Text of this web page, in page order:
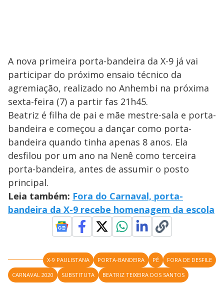
A nova primeira porta-bandeira da X-9 já vai
participar do próximo ensaio técnico da
agremiação, realizado no Anhembi na próxima
sexta-feira (7) a partir fas 21h45.
Beatriz é filha de pai e mãe mestre-sala e porta-
bandeira e começou a dançar como porta-
bandeira quando tinha apenas 8 anos. Ela
desfilou por um ano na Nenê como terceira
porta-bandeira, antes de assumir o posto
principal.
Leia também: Fora do Carnaval, porta-
bandeira da X-9 recebe homenagem da escola
X-9 PAULISTANA PORTA-BANDEIRA PÉ
FORA DE DESFILE
CARNAVAL 2020
SUBSTITUTA BEATRIZ TEIXEIRA DOS SANTOS